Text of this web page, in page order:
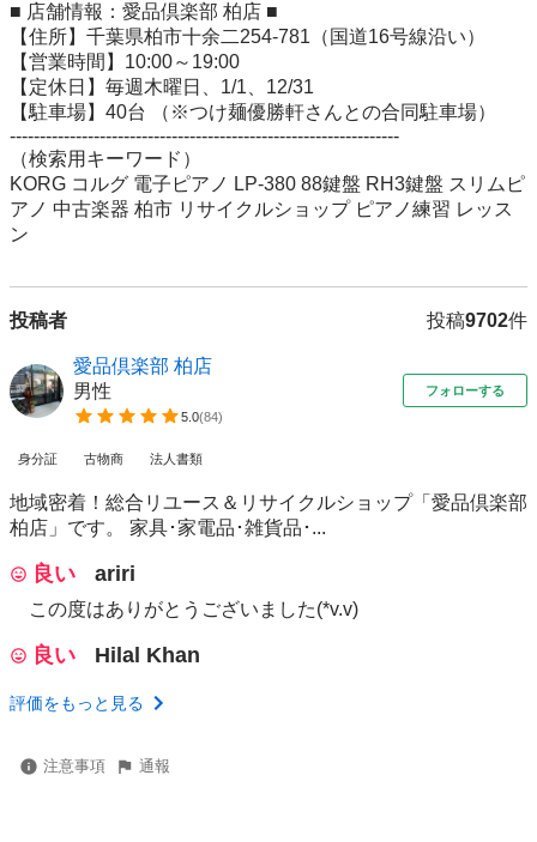
■ 店舗情報：愛品倶楽部 柏店 ■
【住所】千葉県柏市十余二254-781（国道16号線沿い）
【営業時間】10:00～19:00
【定休日】毎週木曜日、1/1、12/31
【駐車場】40台 （※つけ麺優勝軒さんとの合同駐車場）
-----------------------------------------------------------------
（検索用キーワード）
KORG コルグ 電子ピアノ LP-380 88鍵盤 RH3鍵盤 スリムピ
アノ 中古楽器 柏市 リサイクルショップ ピアノ練習 レッス
ン
投稿者 投稿9702件
愛品倶楽部 柏店
男性
5.0(84)
フォローする
身分証 古物商 法人書類
地域密着！総合リユース＆リサイクルショップ「愛品倶楽部
柏店」です。 家具･家電品･雑貨品･...
良い ariri
この度はありがとうございました(*v.v)
良い Hilal Khan
評価をもっと見る
注意事項 通報